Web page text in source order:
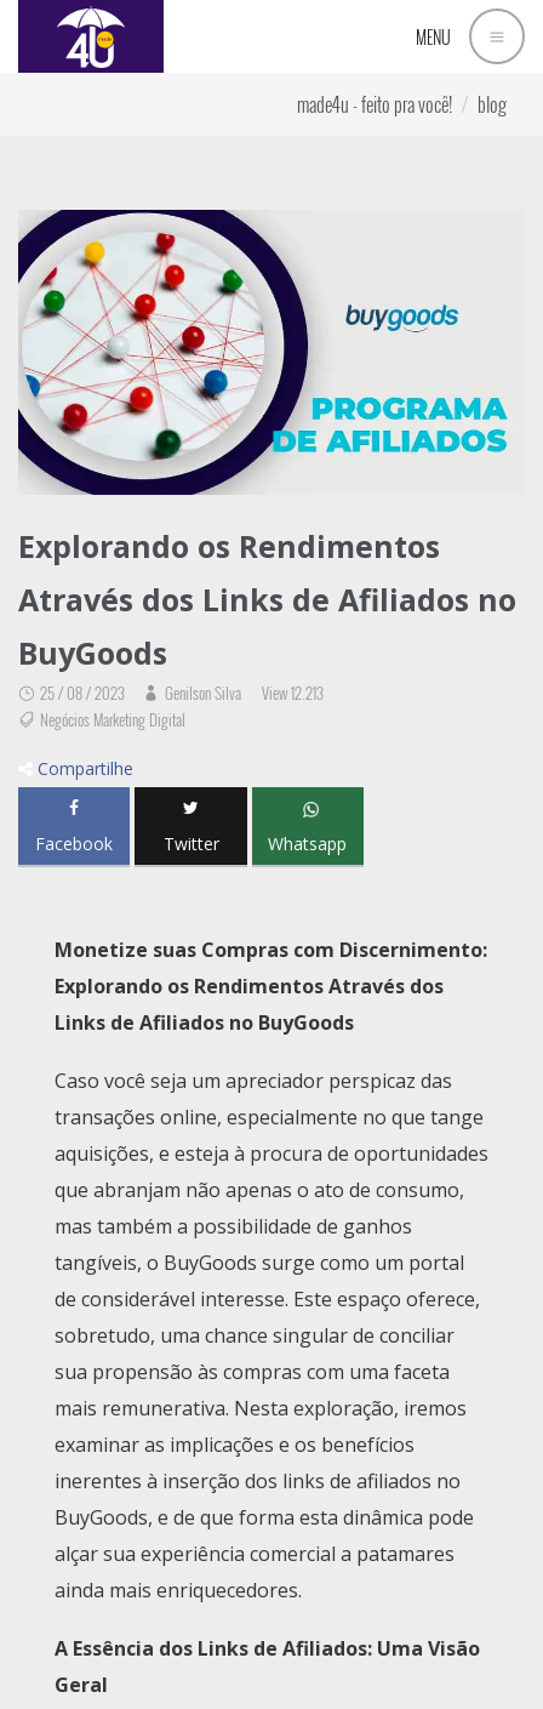
MENU
made4u - feito pra você! blog
Explorando os Rendimentos
Através dos Links de Afiliados no
BuyGoods
25 / 08 / 2023 Genilson Silva
View 12.213
Negócios Marketing Digital
Compartilhe
Facebook Twitter Whatsapp
Monetize suas Compras com Discernimento:
Explorando os Rendimentos Através dos
Links de Afiliados no BuyGoods
Caso você seja um apreciador perspicaz das
transações online, especialmente no que tange
aquisições, e esteja à procura de oportunidades
que abranjam não apenas o ato de consumo,
mas também a possibilidade de ganhos
tangíveis, o BuyGoods surge como um portal
de considerável interesse. Este espaço oferece,
sobretudo, uma chance singular de conciliar
sua propensão às compras com uma faceta
mais remunerativa. Nesta exploração, iremos
examinar as implicações e os benefícios
inerentes à inserção dos links de afiliados no
BuyGoods, e de que forma esta dinâmica pode
alçar sua experiência comercial a patamares
ainda mais enriquecedores.
A Essência dos Links de Afiliados: Uma Visão
Geral